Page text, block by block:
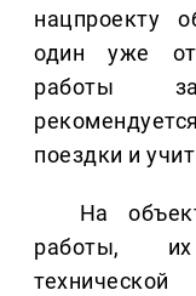
нацпроекту
один уже
работы
поездки и
На
работы,